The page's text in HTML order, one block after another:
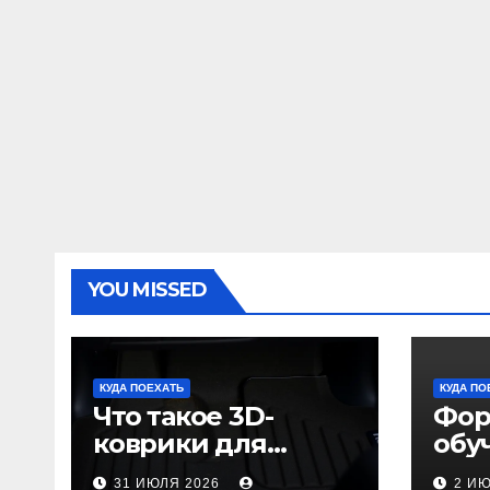
YOU MISSED
КУДА ПОЕХАТЬ
Что такое 3D-
коврики для
автомобиля и
31 ИЮЛЯ 2026
КУДА
2